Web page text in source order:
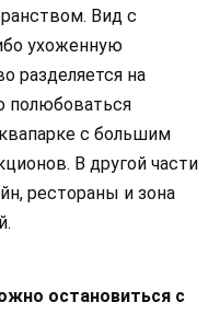
Вид с
ухоженную
разделяется на
полюбоваться
с большим
В другой части
рестораны и зона
остановиться с